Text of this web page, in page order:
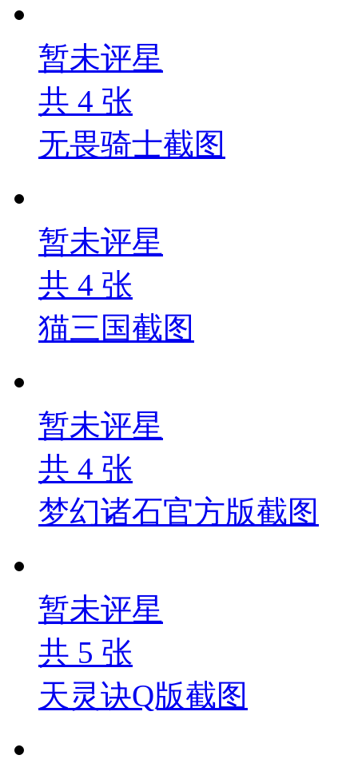
暂未评星
共 4 张
无畏骑士截图
暂未评星
共 4 张
猫三国截图
暂未评星
共 4 张
梦幻诸石官方版截图
暂未评星
共 5 张
天灵诀Q版截图